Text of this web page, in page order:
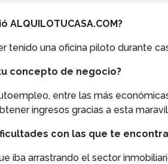
ALQUILOTUCASA.COM?
tenido una oficina piloto durante
concepto de negocio?
entre las más
ingresos gracias a esta
con las que te
iba arrastrando el sector